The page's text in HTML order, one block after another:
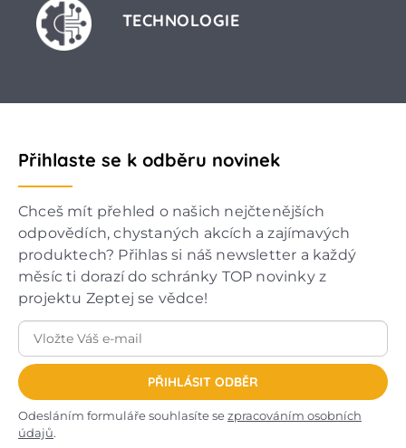
TECHNOLOGIE
Přihlaste se k odběru novinek
Chceš mít přehled o našich nejčtenějších
odpovědích, chystaných akcích a zajímavých
produktech? Přihlas si náš newsletter a každý
měsíc ti dorazí do schránky TOP novinky z
projektu Zeptej se vědce!
PŘIHLÁSIT ODBĚR
Odesláním formuláře souhlasíte sezpracováním osobních
údajů.